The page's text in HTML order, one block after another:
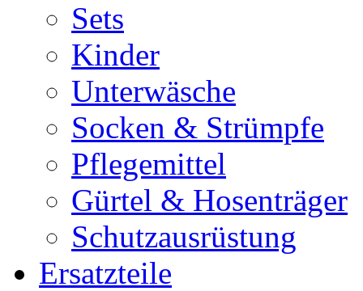
Sets
Kinder
Unterwäsche
Socken & Strümpfe
Pflegemittel
Gürtel & Hosenträger
Schutzausrüstung
Ersatzteile